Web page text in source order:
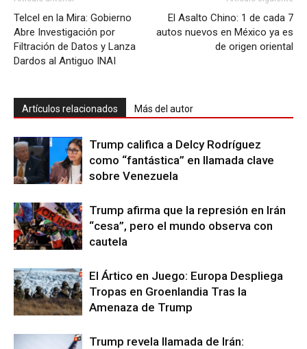
Telcel en la Mira: Gobierno
Abre Investigación por
Filtración de Datos y Lanza
Dardos al Antiguo INAI
El Asalto Chino: 1 de cada 7
autos nuevos en México ya es
de origen oriental
Artículos relacionados Más del autor
Trump califica a Delcy Rodríguez
como “fantástica” en llamada clave
sobre Venezuela
Trump afirma que la represión en Irán
“cesa”, pero el mundo observa con
cautela
El Ártico en Juego: Europa Despliega
Tropas en Groenlandia Tras la
Amenaza de Trump
Trump revela llamada de Irán: